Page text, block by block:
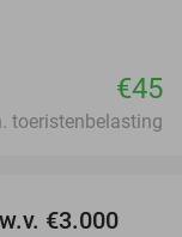
€45
toeristenbelasting
€3.000